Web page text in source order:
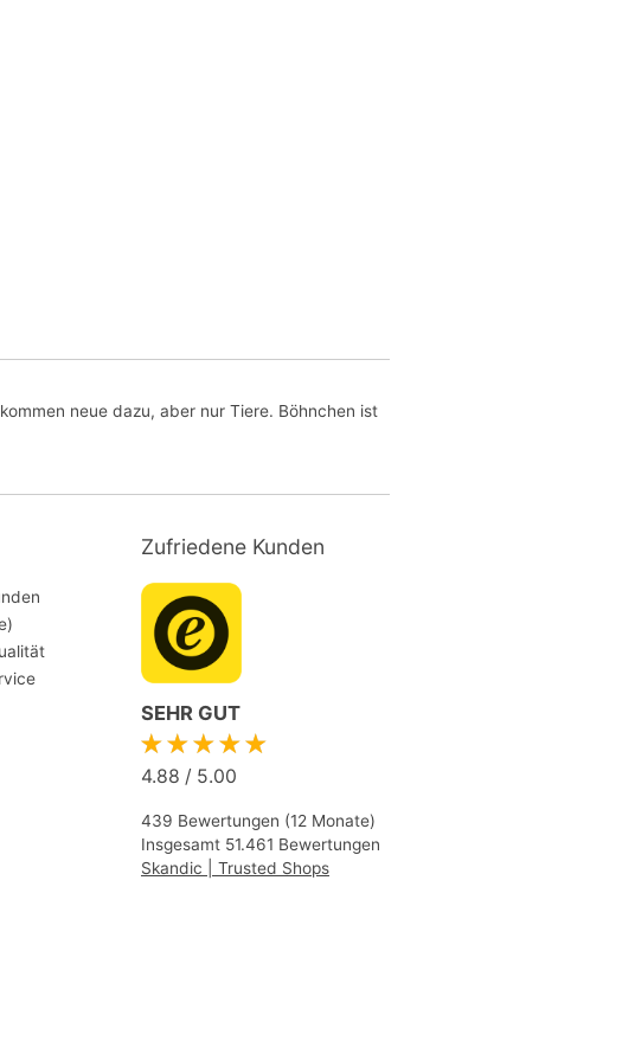
neue dazu, aber nur Tiere. Böhnchen ist
Zufriedene Kunden
SEHR GUT
★★★★★
4.88 / 5.00
439 Bewertungen (12 Monate)
Insgesamt 51.461 Bewertungen
Skandic | Trusted Shops